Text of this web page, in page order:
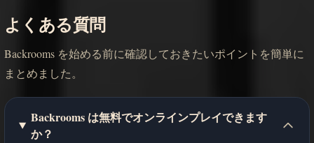
よくある質問
Backrooms を始める前に確認しておきたいポイントを簡単に
まとめました。
Backrooms は無料でオンラインプレイできます
か？